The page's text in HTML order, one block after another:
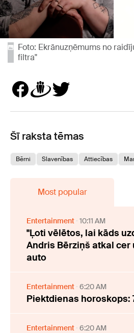
Foto: Ekrānuzņēmums no
filtra"
Šī raksta tēmas
Bērni Slavenības Attiecības
Most popular
Entertainment 10:11 AM
"Ļoti vēlētos, lai kāds
Andris Bērziņš atkal cer
auto
Entertainment 6:20 AM
Piektdienas horoskops:
Entertainment 6:20 AM